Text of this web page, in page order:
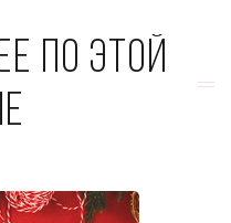
по этой